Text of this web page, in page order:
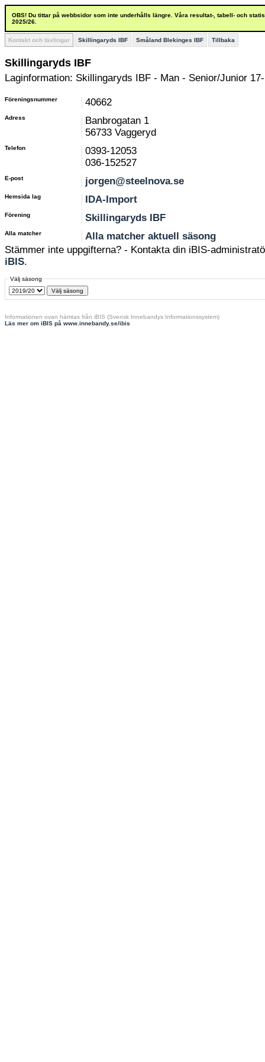
OBS! Du tittar på webbsidor som inte underhålls längre. Våra resultat-, tabell- och
2025/26.
Kontakt och tävlingar Skillingaryds IBF Småland Blekinges IBF Tillbaka
Skillingaryds IBF
Laginformation: Skillingaryds IBF - Man - Senior/Junior
Föreningsnummer 40662
Adress
Banbrogatan 1
56733 Vaggeryd
Telefon
0393-12053
036-152527
E-post jorgen@steelnova.se
Hemsida lag IDA-Import
Förening Skillingaryds IBF
Alla matcher
Alla matcher aktuell säsong
Stämmer inte uppgifterna? - Kontakta din iBIS-
iBIS.
Välj säsong
Informationen ovan hämtas från iBIS (Svensk Innebandys Informationssystem)
Läs mer om iBIS på www.innebandy.se/ibis